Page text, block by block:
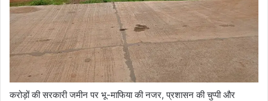
करोड़ों की सरकारी जमीन पर भू-माफिया की नजर, प्रशासन की चुप्पी और